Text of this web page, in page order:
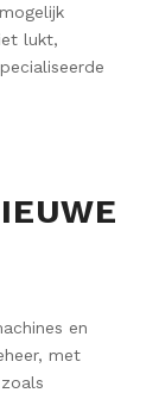
lukt,
en
met